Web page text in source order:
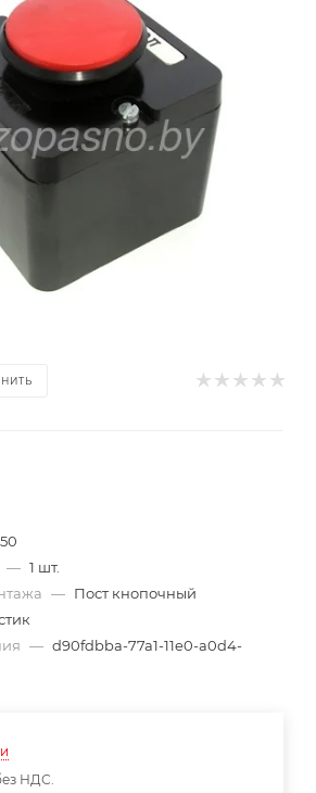
— 1 шт.
— Пост кнопочный
— d90fdbba-77a1-11e0-a0d4-
НДС.